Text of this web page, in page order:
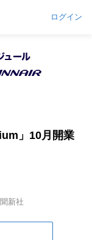
ログイン
」10月開業
新社